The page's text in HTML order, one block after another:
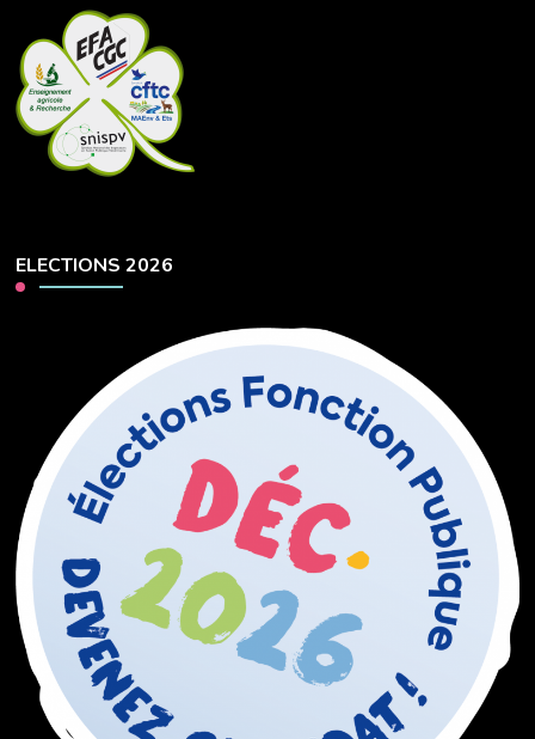
ELECTIONS 2026